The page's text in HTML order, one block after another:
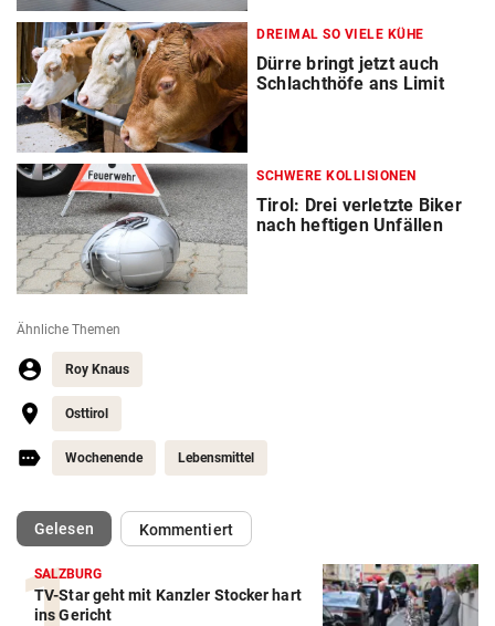
DREIMAL SO VIELE KÜHE
Dürre bringt jetzt auch
Schlachthöfe ans Limit
SCHWERE KOLLISIONEN
Tirol: Drei verletzte Biker
nach heftigen Unfällen
Ähnliche Themen
Roy Knaus
Osttirol
Wochenende Lebensmittel
Gelesen(ausgewählt)Kommentiert
SALZBURG
TV-Star geht mit Kanzler Stocker hart
ins Gericht